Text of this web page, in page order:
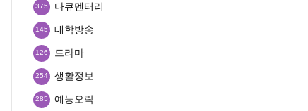
다큐멘터리
375
대학방송
145
드라마
126
생활정보
254
예능오락
285